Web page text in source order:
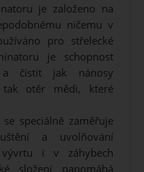
je založeno na
ničemu v
pro střelecké
je schopnost
a čistit jak nánosy
tak otěr mědi, které
se speciálně zaměřuje
a uvolňování
i v záhybech
složení napomáhá